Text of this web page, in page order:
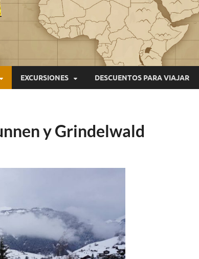
EXCURSIONES DESCUENTOS PARA VIAJAR
y Grindelwald